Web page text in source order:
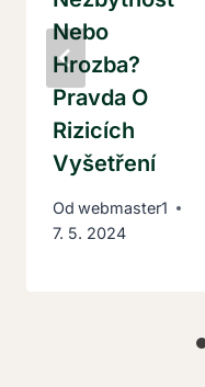
Nebo
Hrozba?
Pravda O
Rizicích
Vyšetření
Od webmaster1
7. 5. 2024